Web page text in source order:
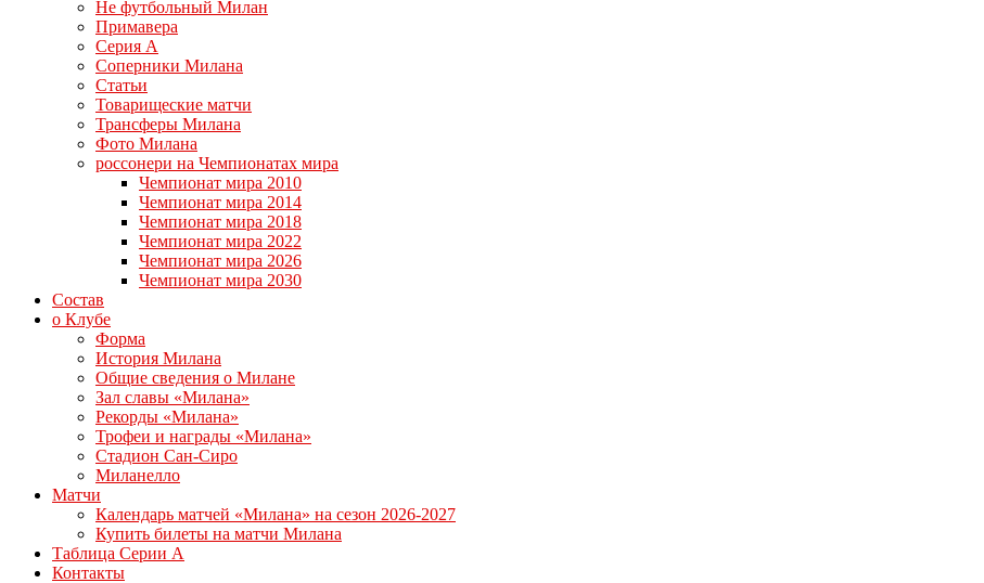
Не футбольный Милан
Примавера
Серия А
Соперники Милана
Статьи
Товарищеские матчи
Трансферы Милана
Фото Милана
россонери на Чемпионатах мира
Чемпионат мира 2010
Чемпионат мира 2014
Чемпионат мира 2018
Чемпионат мира 2022
Чемпионат мира 2026
Чемпионат мира 2030
Состав
о Клубе
Форма
История Милана
Общие сведения о Милане
Зал славы «Милана»
Рекорды «Милана»
Трофеи и награды «Милана»
Стадион Сан-Сиро
Миланелло
Матчи
Календарь матчей «Милана» на сезон 2026-2027
Купить билеты на матчи Милана
Таблица Серии А
Контакты